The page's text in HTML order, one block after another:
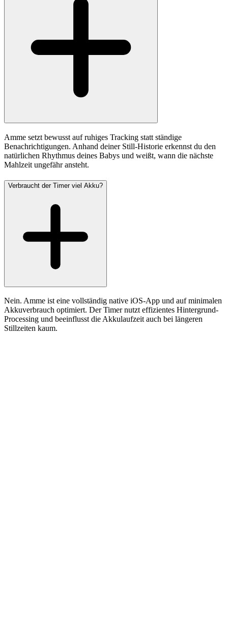
Amme setzt bewusst auf ruhiges Tracking statt ständige
Benachrichtigungen. Anhand deiner Still-Historie erkennst du den
natürlichen Rhythmus deines Babys und weißt, wann die nächste
Mahlzeit ungefähr ansteht.
Verbraucht der Timer viel Akku?
Nein. Amme ist eine vollständig native iOS-App und auf minimalen
Akkuverbrauch optimiert. Der Timer nutzt effizientes Hintergrund-
Processing und beeinflusst die Akkulaufzeit auch bei längeren
Stillzeiten kaum.